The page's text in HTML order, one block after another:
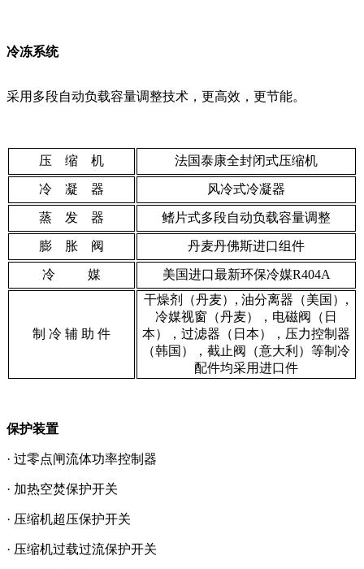
冷冻系统
采用多段自动负载容量调整技术，更高效，更节能。
压 缩 机 法国泰康全封闭式压缩机
冷 凝 器 风冷式冷凝器
蒸 发 器 鳍片式多段自动负载容量调整
膨 胀 阀 丹麦丹佛斯进口组件
冷 媒 美国进口最新环保冷媒R404A
制 冷 辅 助 件
干燥剂（丹麦）, 油分离器（美国）,
冷媒视窗（丹麦），电磁阀（日
本），过滤器（日本），压力控制器
（韩国），截止阀（意大利）等制冷
配件均采用进口件
保护装置
· 过零点闸流体功率控制器
· 加热空焚保护开关
· 压缩机超压保护开关
· 压缩机过载过流保护开关